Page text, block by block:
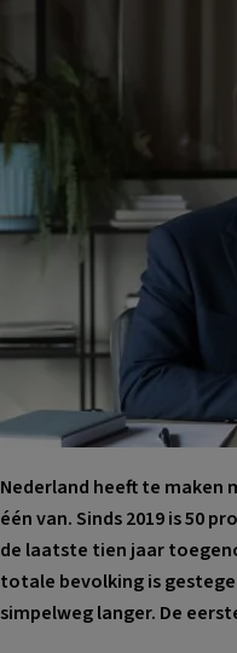
Nederland heeft te maken
één van. Sinds 2019 is 50
de laatste tien jaar
totale bevolking is
simpelweg langer. De